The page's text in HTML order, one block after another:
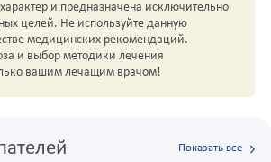
и предназначена исключительно
целей. Не используйте данную
медицинских рекомендаций.
и выбор методики лечения
вашим лечащим врачом!
Показать все